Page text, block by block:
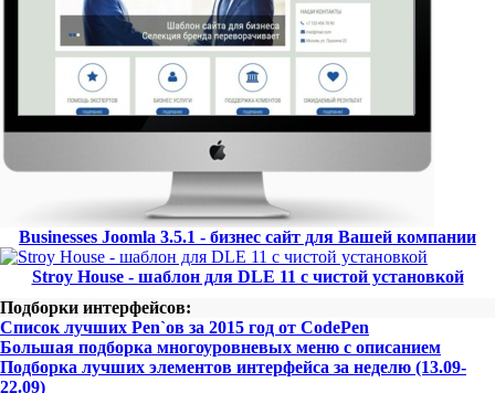
Businesses Joomla 3.5.1 - бизнес сайт для Вашей компании
Stroy House - шаблон для DLE 11 с чистой установкой
Подборки интерфейсов:
Список лучших Pen`ов за 2015 год от CodePen
Большая подборка многоуровневых меню с описанием
Подборка лучших элементов интерфейса за неделю (13.09-
22.09)